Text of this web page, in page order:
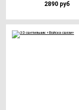
2890 руб